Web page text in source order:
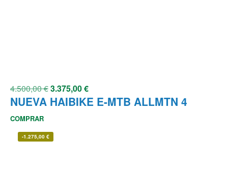
4.500,00€3.375,00€
NUEVA HAIBIKE E-MTB ALLMTN 4
COMPRAR
-1.275,00 €